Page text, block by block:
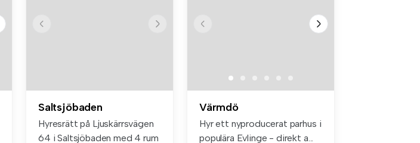
Saltsjöbaden
Hyresrätt på Ljuskärrsvägen
64 i Saltsjöbaden med 4 rum
Värmdö
Hyr ett nyproducerat parhus i
populära Evlinge - direkt a...